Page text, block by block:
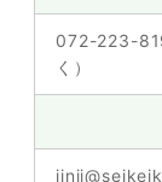
072-223-
く）